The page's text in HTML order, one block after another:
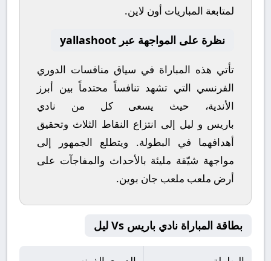
لمتابعة المباريات أون لاين.
نظرة على المواجهة عبر yallashoot
تأتي هذه المباراة في سياق منافسات الدوري
الفرنسي التي تشهد تنافساً محتدماً بين أبرز
الأندية، حيث يسعى كل من نادي
باريس و ليل إلى انتزاع النقاط الثلاث وتحقيق
أهدافهما في البطولة. ويتطلع الجمهور إلى
مواجهة شيّقة مليئة بالأحداث والمفاجآت على
أرض ملعب ملعب جان بوين.
بطاقة المباراة نادي باريس Vs ليل